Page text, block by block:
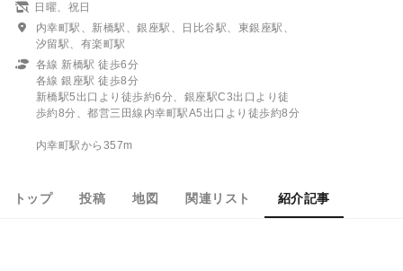
日曜、祝日
内幸町駅、新橋駅、銀座駅、日比谷駅、東銀座駅、
汐留駅、有楽町駅
各線 新橋駅 徒歩6分
各線 銀座駅 徒歩8分
新橋駅5出口より徒歩約6分、銀座駅C3出口より徒
歩約8分、都営三田線内幸町駅A5出口より徒歩約8分
内幸町駅から357m
トップ 投稿 地図 関連リスト 紹介記事